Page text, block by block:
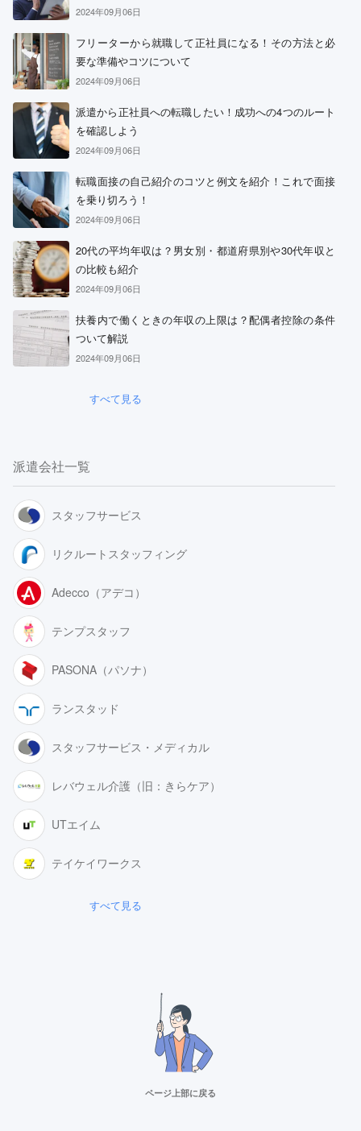
2024年09月06日
フリーターから就職して正社員になる！その方法と必
要な準備やコツについて
2024年09月06日
派遣から正社員への転職したい！成功への4つのルート
を確認しよう
2024年09月06日
転職面接の自己紹介のコツと例文を紹介！これで面接
を乗り切ろう！
2024年09月06日
20代の平均年収は？男女別・都道府県別や30代年収と
の比較も紹介
2024年09月06日
扶養内で働くときの年収の上限は？配偶者控除の条件
ついて解説
2024年09月06日
すべて見る
派遣会社一覧
スタッフサービス
リクルートスタッフィング
Adecco（アデコ）
テンプスタッフ
PASONA（パソナ）
ランスタッド
スタッフサービス・メディカル
レバウェル介護（旧：きらケア）
UTエイム
テイケイワークス
すべて見る
ページ上部に戻る